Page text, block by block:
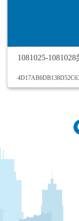
1081025-